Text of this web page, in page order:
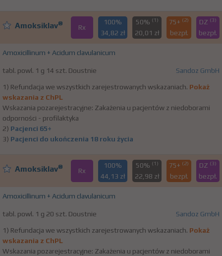
Amoksiklav® Rx
100%
34,82 zł
50% (1)
20,01 zł
75+ (2)
bezpł.
DZ (3)
bezpł.
Amoxicillinum + Acidum clavulanicum
tabl. powl. 1 g 14 szt. Doustnie Sandoz GmbH
1) Refundacja we wszystkich zarejestrowanych wskazaniach. Pokaż
wskazania z ChPL
Wskazania pozarejestracyjne: Zakażenia u pacjentów z niedoborami
odporności - profilaktyka
2) Pacjenci 65+
3) Pacjenci do ukończenia 18 roku życia
Amoksiklav® Rx
100%
44,13 zł
50% (1)
22,98 zł
75+ (2)
bezpł.
DZ (3)
bezpł.
Amoxicillinum + Acidum clavulanicum
tabl. powl. 1 g 20 szt. Doustnie Sandoz GmbH
1) Refundacja we wszystkich zarejestrowanych wskazaniach. Pokaż
wskazania z ChPL
Wskazania pozarejestracyjne: Zakażenia u pacjentów z niedoborami